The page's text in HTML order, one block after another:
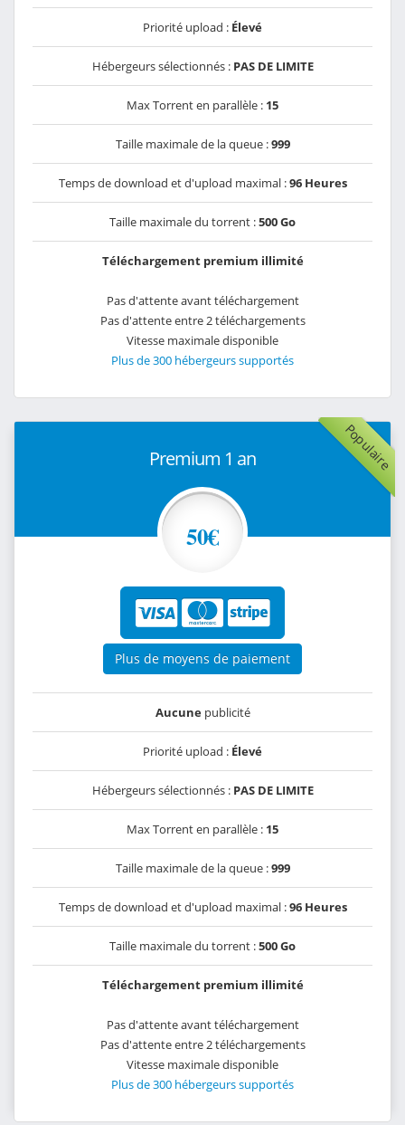
Priorité upload : Élevé
Hébergeurs sélectionnés : PAS DE LIMITE
Max Torrent en parallèle : 15
Taille maximale de la queue :999
Temps de download et d'upload maximal :96 Heures
Taille maximale du torrent :500 Go
Téléchargement premium illimité
Pas d'attente avant téléchargement
Pas d'attente entre 2 téléchargements
Vitesse maximale disponible
Plus de 300 hébergeurs supportés
Populaire
Premium 1 an
50€
Plus de moyens de paiement
Aucunepublicité
Priorité upload : Élevé
Hébergeurs sélectionnés : PAS DE LIMITE
Max Torrent en parallèle : 15
Taille maximale de la queue :999
Temps de download et d'upload maximal :96 Heures
Taille maximale du torrent :500 Go
Téléchargement premium illimité
Pas d'attente avant téléchargement
Pas d'attente entre 2 téléchargements
Vitesse maximale disponible
Plus de 300 hébergeurs supportés